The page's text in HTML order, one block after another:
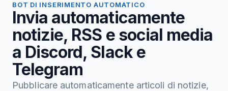
BOT DI INSERIMENTO AUTOMATICO
Invia automaticamente
notizie, RSS e social media
a Discord, Slack e
Telegram
Pubblicare automaticamente articoli di notizie,